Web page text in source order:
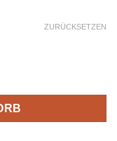
ZURÜCKSETZEN
Menge